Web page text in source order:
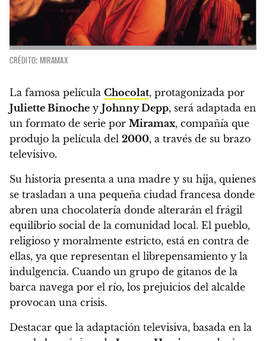
CRÉDITO: MIRAMAX
La famosa película Chocolat, protagonizada por
Juliette Binoche y Johnny Depp, será adaptada en
un formato de serie por Miramax, compañía que
produjo la película del 2000, a través de su brazo
televisivo.
Su historia presenta a una madre y su hija, quienes
se trasladan a una pequeña ciudad francesa donde
abren una chocolatería donde alterarán el frágil
equilibrio social de la comunidad local. El pueblo,
religioso y moralmente estricto, está en contra de
ellas, ya que representan el librepensamiento y la
indulgencia. Cuando un grupo de gitanos de la
barca navega por el río, los prejuicios del alcalde
provocan una crisis.
Destacar que la adaptación televisiva, basada en la